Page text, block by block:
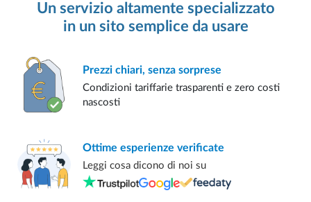
Un servizio altamente specializzato
in un sito semplice da usare
Prezzi chiari, senza sorprese
Condizioni tariffarie trasparenti e zero costi
nascosti
Ottime esperienze verificate
Leggi cosa dicono di noi su